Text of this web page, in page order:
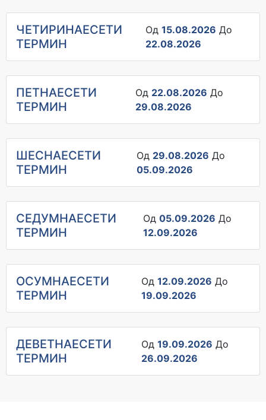
ЧЕТИРИНАЕСЕТИ
ТЕРМИН
Од 15.08.2026 До
22.08.2026
ПЕТНАЕСЕТИ
ТЕРМИН
Од 22.08.2026 До
29.08.2026
ШЕСНАЕСЕТИ
ТЕРМИН
Од 29.08.2026 До
05.09.2026
СЕДУМНАЕСЕТИ
ТЕРМИН
Од05.09.2026 До
12.09.2026
ОСУМНАЕСЕТИ
ТЕРМИН
Од 12.09.2026 До
19.09.2026
ДЕВЕТНАЕСЕТИ
ТЕРМИН
Од 19.09.2026 До
26.09.2026